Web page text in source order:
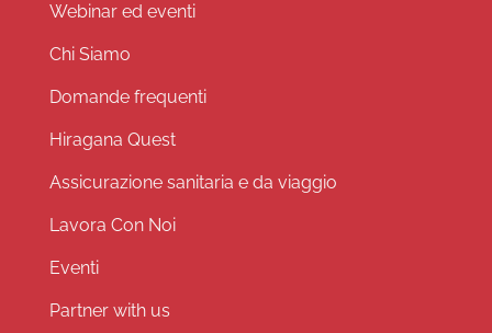
Webinar ed eventi
Chi Siamo
Domande frequenti
Hiragana Quest
Assicurazione sanitaria e da viaggio
Lavora Con Noi
Eventi
Partner with us